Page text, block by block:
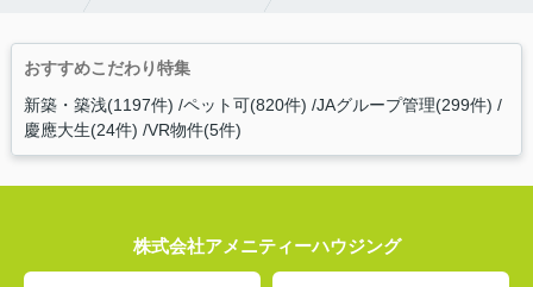
おすすめこだわり特集
新築・築浅(1197件) ペット可(820件) JAグループ管理(299件)
慶應大生(24件) VR物件(5件)
株式会社アメニティーハウジング